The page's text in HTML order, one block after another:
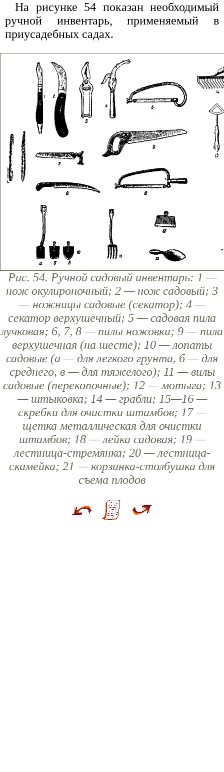
На рисунке 54 показан необходимый
ручной инвентарь, применяемый в
приусадебных садах.
Рис. 54. Ручной садовый инвентарь: 1 —
нож окулироночный; 2 — нож садовый; 3
— ножницы садовые (секатор); 4 —
секатор верхушечный; 5 — садовая пила
лучковая; 6, 7, 8 — пилы ножовки; 9 — пила
верхушечная (на шесте); 10 — лопаты
садовые (а — для легкого грунта, б — для
среднего, в — для тяжелого); 11 — вилы
садовые (перекопочные); 12 — мотыга; 13
— штыковка; 14 — грабли; 15—16 —
скребки для очистки штамбов; 17 —
щетка металлическая для очистки
штамбов; 18 — лейка садовая; 19 —
лестница-стремянка; 20 — лестница-
скамейка; 21 — корзинка-столбушка для
съема плодов